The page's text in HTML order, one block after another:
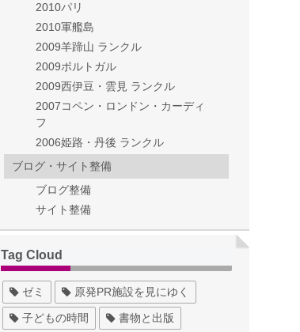
2010パリ
2010軍艦島
2009羊蹄山 ランクル
2009ポルトガル
2009西伊豆・雲見 ランクル
2007コペン・ロンドン・カーディ
フ
2006姫路・丹後 ランクル
ブログ・サイト整備
ブログ整備
サイト整備
Tag Cloud
ゼミ 原発PR施設を見にゆく
子どもの時間 書物と出版